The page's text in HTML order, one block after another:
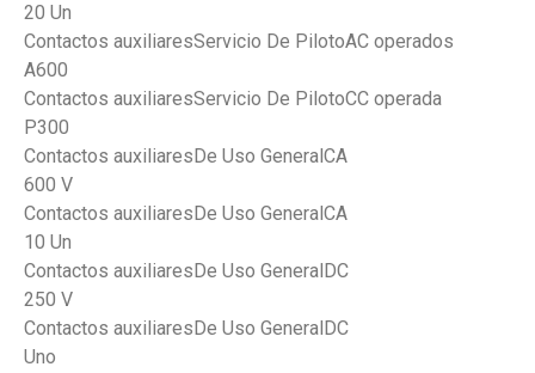
20 Un
Contactos auxiliaresServicio De PilotoAC operados
A600
Contactos auxiliaresServicio De PilotoCC operada
P300
Contactos auxiliaresDe Uso GeneralCA
600 V
Contactos auxiliaresDe Uso GeneralCA
10 Un
Contactos auxiliaresDe Uso GeneralDC
250 V
Contactos auxiliaresDe Uso GeneralDC
Uno